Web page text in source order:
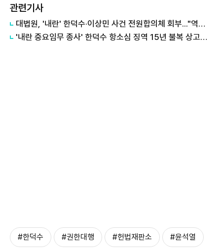
관련기사
대법원, '내란' 한덕수·이상민 사건 전원합의체 회부..."역사적 평가 필요"
'내란 중요임무 종사' 한덕수 항소심 징역 15년 불복 상고…대법 최종 판단
#한덕수 #권한대행 #헌법재판소 #윤석열